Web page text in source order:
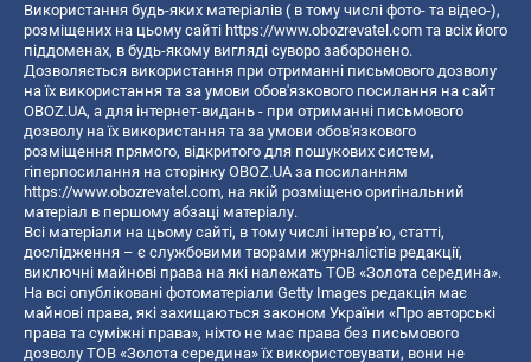
Використання будь-яких матеріалів ( в тому числі фото- та відео-),
розміщених на цьому сайті https://www.obozrevatel.com та всіх його
піддоменах, в будь-якому вигляді суворо заборонено.
Дозволяється використання при отриманні письмового дозволу
на їх використання та за умови обов'язкового посилання на сайт
OBOZ.UA, а для інтернет-видань - при отриманні письмового
дозволу на їх використання та за умови обов'язкового
розміщення прямого, відкритого для пошукових систем,
гіперпосилання на сторінку OBOZ.UA за посиланням
https://www.obozrevatel.com, на якій розміщено оригінальний
матеріал в першому абзаці матеріалу.
Всі матеріали на цьому сайті, в тому числі інтерв’ю, статті,
дослідження – є службовими творами журналістів редакції,
виключні майнові права на які належать ТОВ «Золота середина».
На всі опубліковані фотоматеріали Getty Images редакція має
майнові права, які захищаються законом України «Про авторські
права та суміжні права», ніхто не має права без письмового
дозволу ТОВ «Золота середина» їх використовувати, вони не